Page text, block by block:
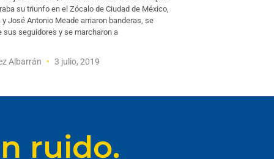
su triunfo en el Zócalo de Ciudad de México,
y José Antonio Meade arriaron banderas, se
sus seguidores y se marcharon a
Albarrán 3 julio, 2019
ruido.